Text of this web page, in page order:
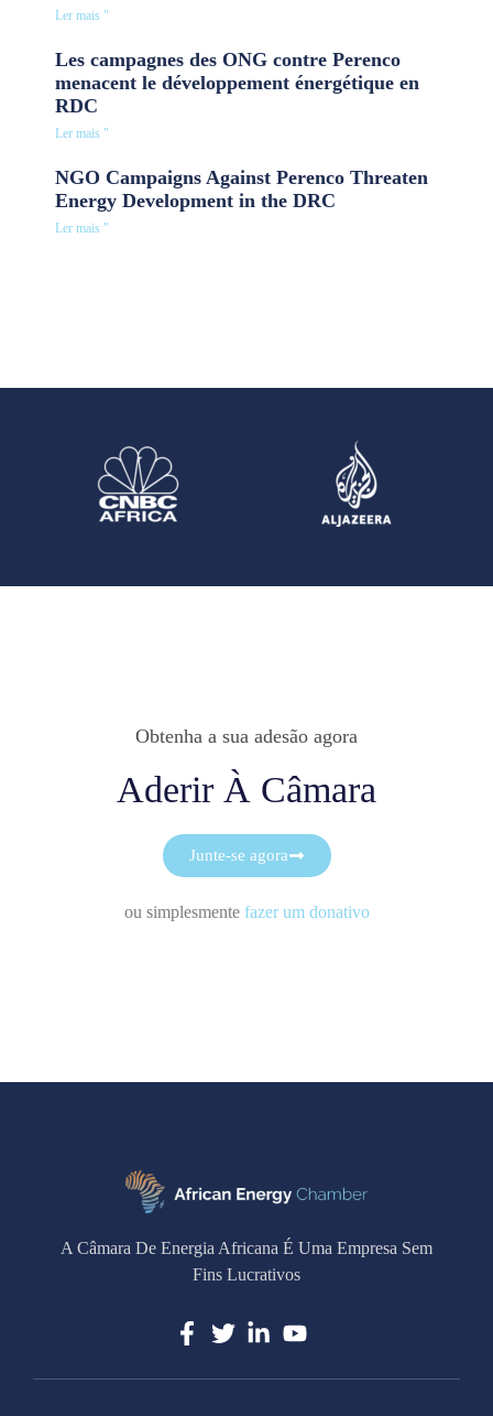
Ler mais "
Les campagnes des ONG contre Perenco
menacent le développement énergétique en
RDC
Ler mais "
NGO Campaigns Against Perenco Threaten
Energy Development in the DRC
Ler mais "
Obtenha a sua adesão agora
Aderir À Câmara
Junte-se agora
ou simplesmente fazer um donativo
A Câmara De Energia Africana É Uma Empresa Sem
Fins Lucrativos